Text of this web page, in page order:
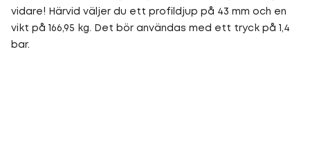
vidare! Härvid väljer du ett profildjup på 43 mm och en
vikt på 166,95 kg. Det bör användas med ett tryck på 1,4
bar.